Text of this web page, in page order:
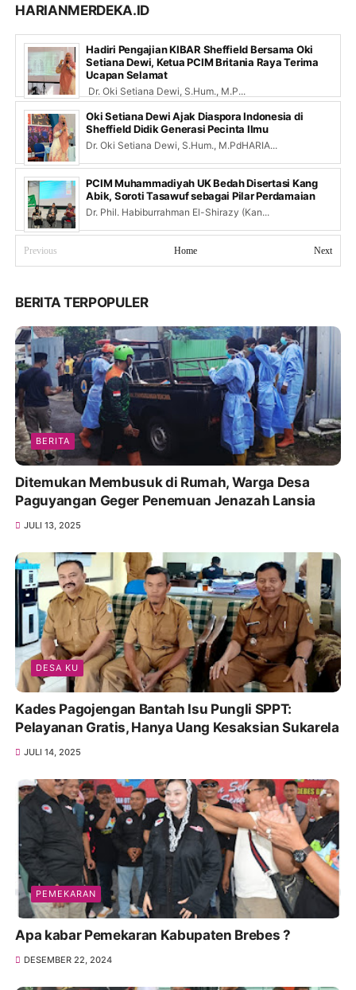
HARIANMERDEKA.ID
Hadiri Pengajian KIBAR Sheffield Bersama Oki
Setiana Dewi, Ketua PCIM Britania Raya Terima
Ucapan Selamat
Dr. Oki Setiana Dewi, S.Hum., M.P...
Oki Setiana Dewi Ajak Diaspora Indonesia di
Sheffield Didik Generasi Pecinta Ilmu
Dr. Oki Setiana Dewi, S.Hum., M.PdHARIA...
PCIM Muhammadiyah UK Bedah Disertasi Kang
Abik, Soroti Tasawuf sebagai Pilar Perdamaian
Dr. Phil. Habiburrahman El-Shirazy (Kan...
Previous Next
Home
BERITA TERPOPULER
BERITA
Ditemukan Membusuk di Rumah, Warga Desa
Paguyangan Geger Penemuan Jenazah Lansia
JULI 13, 2025
DESA KU
Kades Pagojengan Bantah Isu Pungli SPPT:
Pelayanan Gratis, Hanya Uang Kesaksian Sukarela
JULI 14, 2025
PEMEKARAN
Apa kabar Pemekaran Kabupaten Brebes ?
DESEMBER 22, 2024